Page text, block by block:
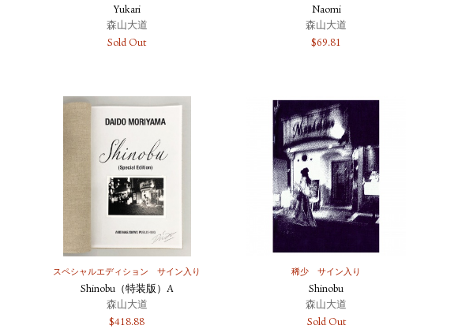
Yukari
森山大道
Sold Out
Naomi
森山大道
$69.81
スペシャルエディション サイン入り
Shinobu（特装版）A
森山大道
$418.88
稀少 サイン入り
Shinobu
森山大道
Sold Out